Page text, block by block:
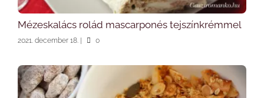
Mézeskalács rolád mascarponés tejszínkrémmel
2021. december 18. 0